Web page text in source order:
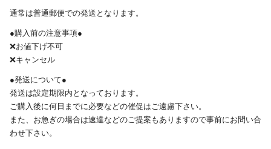
通常は普通郵便での発送となります。
●購入前の注意事項●
❌お値下げ不可
❌キャンセル
●発送について●
発送は設定期限内となっております。
ご購入後に何日までに必要などの催促はご遠慮下さい。
また、お急ぎの場合は速達などのご提案もありますので事前にお問い合
わせ下さい。